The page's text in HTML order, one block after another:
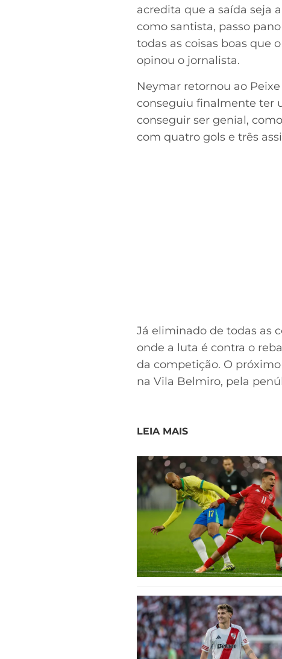
acredita que a saída seja
como santista, passo
todas as coisas boas que
opinou o jornalista.
Neymar retornou ao
conseguiu finalmente ter
conseguir ser genial,
com quatro gols e três
Já eliminado de todas as
onde a luta é contra o
da competição. O
na Vila Belmiro, pela
LEIA MAIS